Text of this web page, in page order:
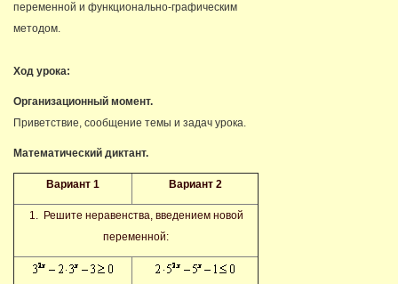
переменной и функционально-графическим
методом.
Ход урока:
Организационный момент.
Приветствие, сообщение темы и задач урока.
Математический диктант.
Вариант 1 Вариант 2
1. Решите неравенства, введением новой
переменной: